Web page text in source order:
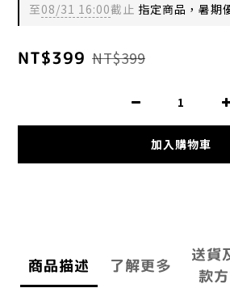
至08/31 16:00截止 指定商品，暑期
NT$399 NT$399
加入購物車
商品描述 了解更多
送貨
款